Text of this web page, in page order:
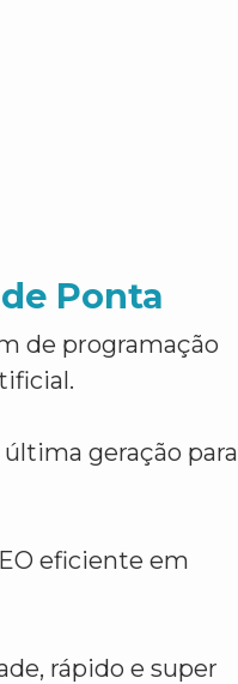
Ponta
de programação
geração para
eficiente em
rápido e super